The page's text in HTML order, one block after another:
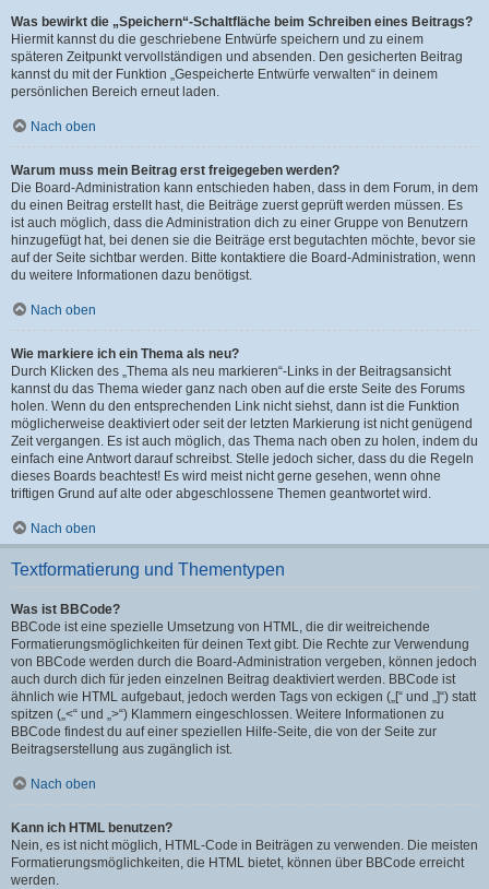
Was bewirkt die „Speichern“-Schaltfläche beim Schreiben eines Beitrags?
Hiermit kannst du die geschriebene Entwürfe speichern und zu einem
späteren Zeitpunkt vervollständigen und absenden. Den gesicherten Beitrag
kannst du mit der Funktion „Gespeicherte Entwürfe verwalten“ in deinem
persönlichen Bereich erneut laden.
Nach oben
Warum muss mein Beitrag erst freigegeben werden?
Die Board-Administration kann entschieden haben, dass in dem Forum, in dem
du einen Beitrag erstellt hast, die Beiträge zuerst geprüft werden müssen. Es
ist auch möglich, dass die Administration dich zu einer Gruppe von Benutzern
hinzugefügt hat, bei denen sie die Beiträge erst begutachten möchte, bevor sie
auf der Seite sichtbar werden. Bitte kontaktiere die Board-Administration, wenn
du weitere Informationen dazu benötigst.
Nach oben
Wie markiere ich ein Thema als neu?
Durch Klicken des „Thema als neu markieren“-Links in der Beitragsansicht
kannst du das Thema wieder ganz nach oben auf die erste Seite des Forums
holen. Wenn du den entsprechenden Link nicht siehst, dann ist die Funktion
möglicherweise deaktiviert oder seit der letzten Markierung ist nicht genügend
Zeit vergangen. Es ist auch möglich, das Thema nach oben zu holen, indem du
einfach eine Antwort darauf schreibst. Stelle jedoch sicher, dass du die Regeln
dieses Boards beachtest! Es wird meist nicht gerne gesehen, wenn ohne
triftigen Grund auf alte oder abgeschlossene Themen geantwortet wird.
Nach oben
Textformatierung und Thementypen
Was ist BBCode?
BBCode ist eine spezielle Umsetzung von HTML, die dir weitreichende
Formatierungsmöglichkeiten für deinen Text gibt. Die Rechte zur Verwendung
von BBCode werden durch die Board-Administration vergeben, können jedoch
auch durch dich für jeden einzelnen Beitrag deaktiviert werden. BBCode ist
ähnlich wie HTML aufgebaut, jedoch werden Tags von eckigen („[“ und „]“) statt
spitzen („<“ und „>“) Klammern eingeschlossen. Weitere Informationen zu
BBCode findest du auf einer speziellen Hilfe-Seite, die von der Seite zur
Beitragserstellung aus zugänglich ist.
Nach oben
Kann ich HTML benutzen?
Nein, es ist nicht möglich, HTML-Code in Beiträgen zu verwenden. Die meisten
Formatierungsmöglichkeiten, die HTML bietet, können über BBCode erreicht
werden.